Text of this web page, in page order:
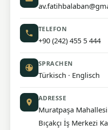
TELEFON
+90 (242) 455 5 444
SPRACHEN
Türkisch · Englisch
ADRESSE
Muratpaşa
Bıçakçı İş Merkezi